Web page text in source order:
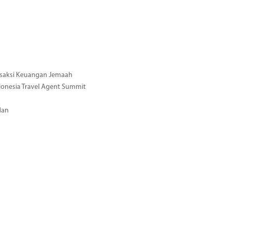
Keuangan Jemaah
Travel Agent Summit